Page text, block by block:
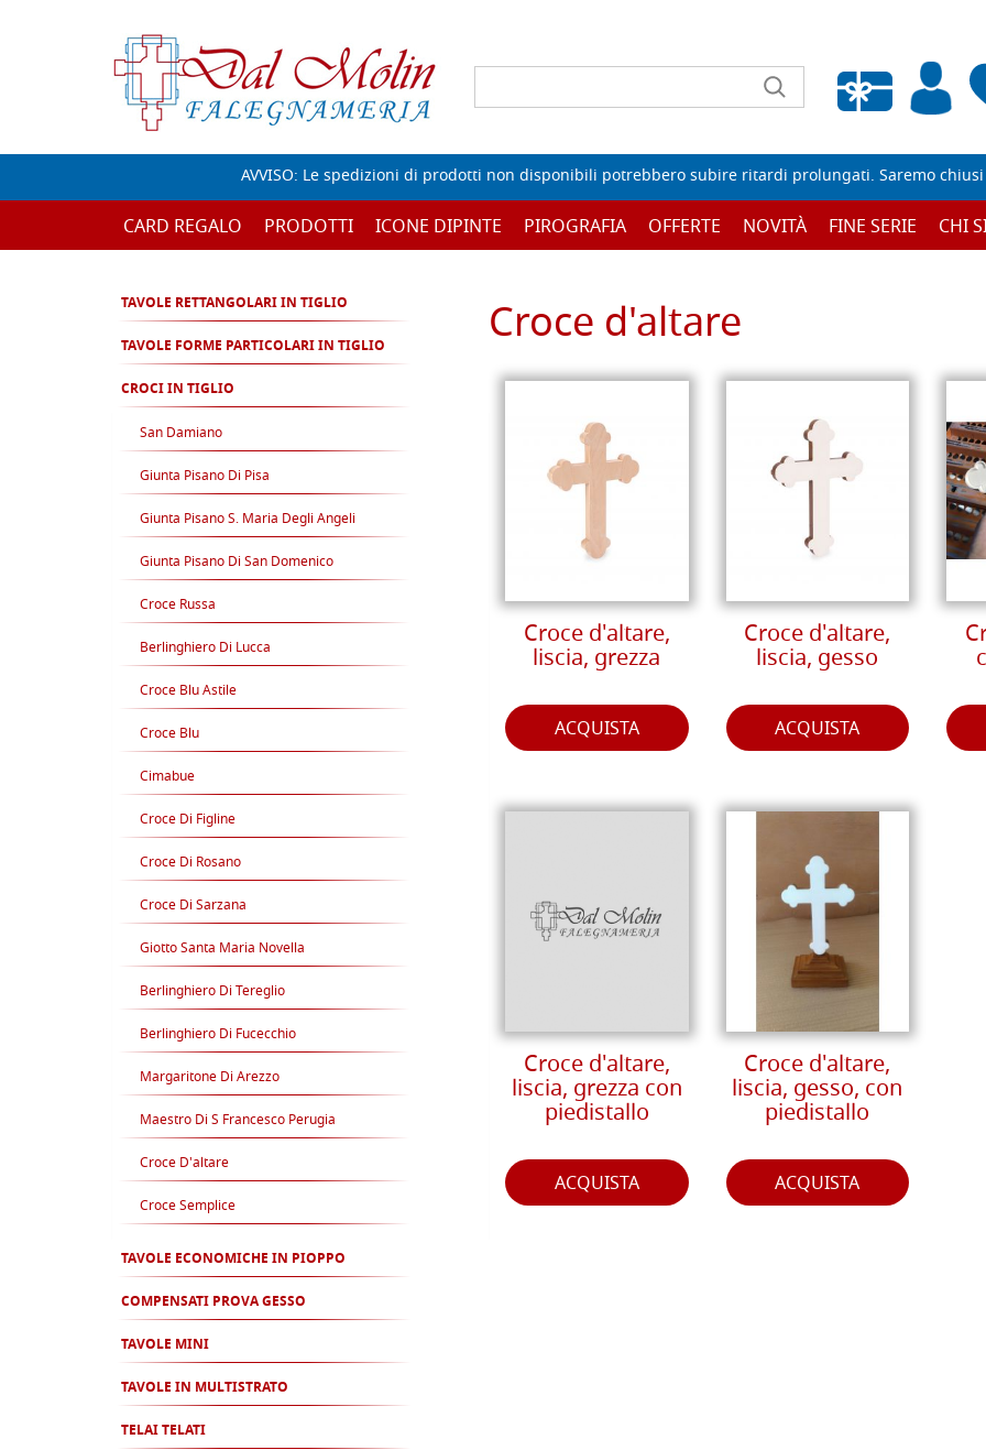
Wishlist vuota
AVVISO: Le spedizioni di prodotti non disponibili potrebbero subire ritardi prolungati. Saremo
CARD REGALO PRODOTTI ICONE DIPINTE PIROGRAFIA OFFERTE NOVITÀ FINE SERIE CHI
TAVOLE RETTANGOLARI IN TIGLIO
TAVOLE FORME PARTICOLARI IN TIGLIO
CROCI IN TIGLIO
San Damiano
Giunta Pisano Di Pisa
Giunta Pisano S. Maria Degli Angeli
Giunta Pisano Di San Domenico
Croce Russa
Berlinghiero Di Lucca
Croce Blu Astile
Croce Blu
Cimabue
Croce Di Figline
Croce Di Rosano
Croce Di Sarzana
Giotto Santa Maria Novella
Berlinghiero Di Tereglio
Berlinghiero Di Fucecchio
Margaritone Di Arezzo
Maestro Di S Francesco Perugia
Croce D'altare
Croce Semplice
TAVOLE ECONOMICHE IN PIOPPO
COMPENSATI PROVA GESSO
TAVOLE MINI
TAVOLE IN MULTISTRATO
TELAI TELATI
Croce d'altare
Croce d'altare,
liscia, grezza
ACQUISTA
Croce d'altare,
liscia, gesso
ACQUISTA
Croce d'altare,
liscia, grezza con
piedistallo
ACQUISTA
Croce d'altare,
liscia, gesso, con
piedistallo
ACQUISTA